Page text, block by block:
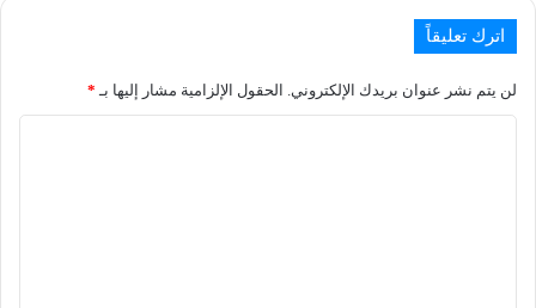
اترك تعليقاً
لن يتم نشر عنوان بريدك الإلكتروني. الحقول الإلزامية مشار إليها بـ *